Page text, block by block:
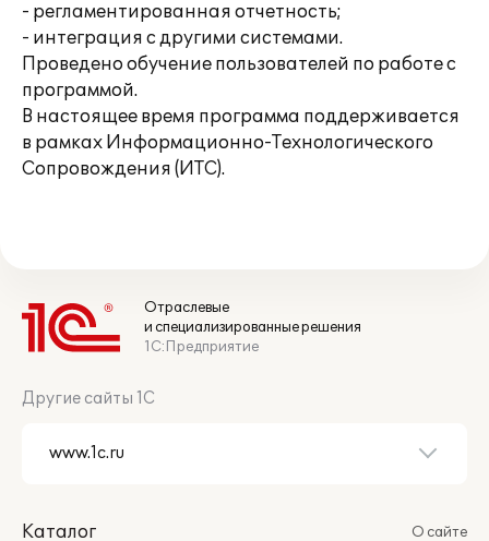
- регламентированная отчетность;
- интеграция с другими системами.
Проведено обучение пользователей по работе с
программой.
В настоящее время программа поддерживается
в рамках Информационно-Технологического
Сопровождения (ИТС).
Отраслевые
и специализированные решения
1С:Предприятие
Другие сайты 1С
Каталог
О сайте